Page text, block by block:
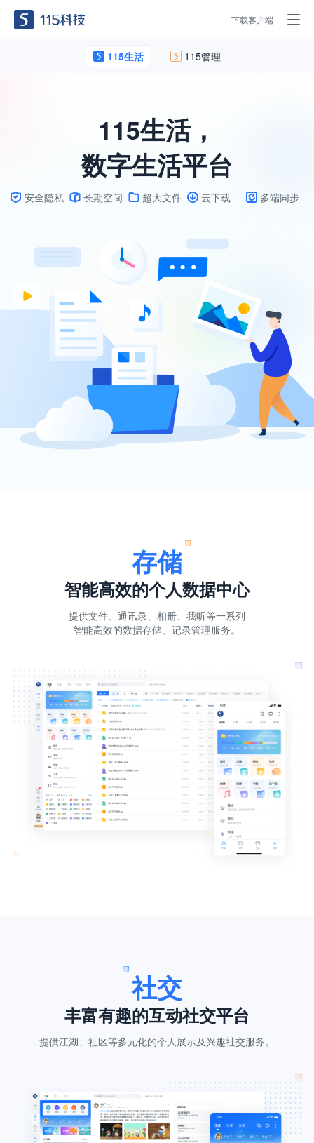
下载客户端
115生活 115管理
115生活，
数字生活平台
安全隐私 长期空间 超大文件 云下载 多端同步
存储
智能高效的个人数据中心
提供文件、通讯录、相册、我听等一系列
智能高效的数据存储、记录管理服务。
社交
丰富有趣的互动社交平台
提供江湖、社区等多元化的个人展示及兴趣社交服务。